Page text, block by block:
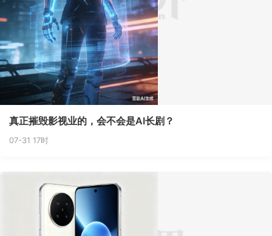
真正摧毁影视业的，会不会是AI长剧？
07-31 17时